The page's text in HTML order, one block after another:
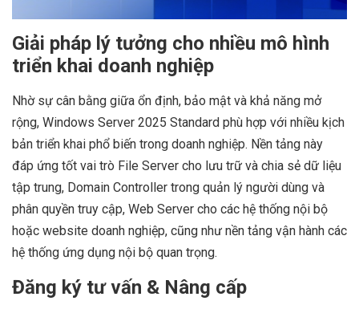
Giải pháp lý tưởng cho nhiều mô hình
triển khai doanh nghiệp
Nhờ sự cân bằng giữa ổn định, bảo mật và khả năng mở
rộng, Windows Server 2025 Standard phù hợp với nhiều kịch
bản triển khai phổ biến trong doanh nghiệp. Nền tảng này
đáp ứng tốt vai trò File Server cho lưu trữ và chia sẻ dữ liệu
tập trung, Domain Controller trong quản lý người dùng và
phân quyền truy cập, Web Server cho các hệ thống nội bộ
hoặc website doanh nghiệp, cũng như nền tảng vận hành các
hệ thống ứng dụng nội bộ quan trọng.
Đăng ký tư vấn & Nâng cấp